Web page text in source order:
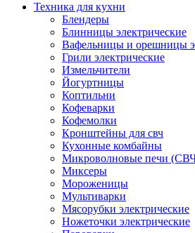
Техника для кухни
Блендеры
Блинницы электрические
Вафельницы и орешницы
Грили электрические
Измельчители
Йогуртницы
Коптильни
Кофеварки
Кофемолки
Кронштейны для свч
Кухонные комбайны
Микроволновые печи
Миксеры
Мороженицы
Мультиварки
Мясорубки электрические
Ножеточки электрические